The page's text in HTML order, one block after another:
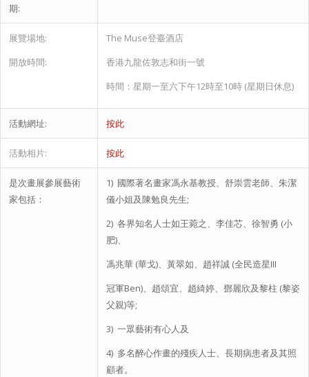
期:
展覽場地:
開放時間:
The Muse登臺酒店
香港九龍佐敦志和街一號
時間：星期一至六下午12時至10時 (星期日休息)
活動網址: 按此
活動相片: 按此
是次畫展參展藝術
家包括：
1) 國際著名畫家馮永基教授、舒崇雲老師、朱潔
儀小姐及陳勉良先生;
2) 各界知名人士如王菀之、李佳芯、徐智勇 (小
肥)、
馮兆華 (華戈)、黃翠如、趙祥誠 (全民造星III
冠軍Ben)、趙頌宜、趙綺婷、鄧麗欣及黎柱 (黎姿
父親)等;
3) 一眾藝術有心人及
4) 多名醉心作畫的殘疾人士、長期病患者及其照
顧者。